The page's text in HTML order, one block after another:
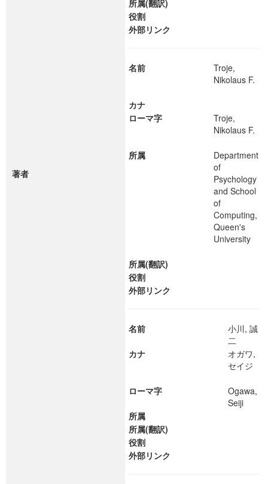
著者
所属(翻訳)
役割
外部リンク
名前
Troje,
Nikolaus F.
カナ
ローマ字
Troje,
Nikolaus F.
所属
Department
of
Psychology
and School
of
Computing,
Queen's
University
所属(翻訳)
役割
外部リンク
名前
小川, 誠
二
カナ
オガワ,
セイジ
ローマ字
Ogawa,
Seiji
所属
所属(翻訳)
役割
外部リンク